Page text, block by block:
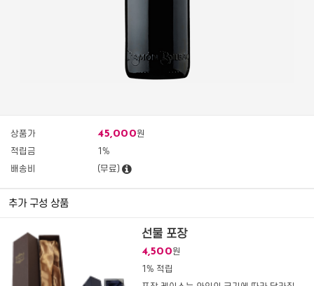
상품가 45,000원
적립금
1%
배송비
(무료)
추가 구성 상품
선물 포장
4,500원
1% 적립